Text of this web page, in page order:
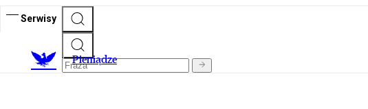
Serwisy
Pieniądze